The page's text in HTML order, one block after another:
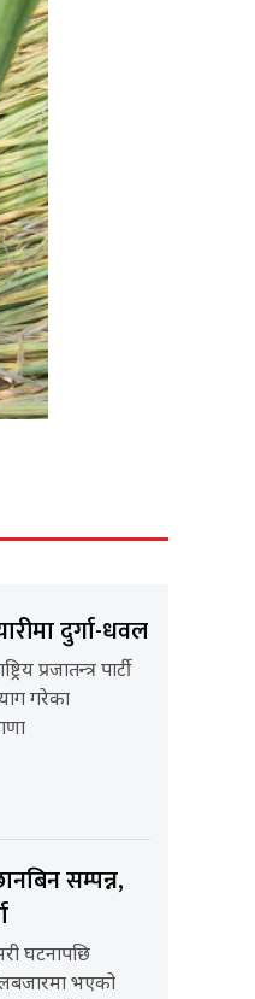
दुर्गा-धवल
प्रजातन्त्र पार्टी
गरेका
सम्पन्न,
घटनापछि
भएको